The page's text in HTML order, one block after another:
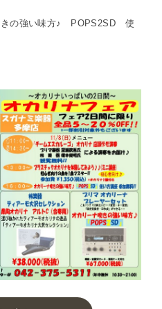
の強い味方♪ POPS2SD 使